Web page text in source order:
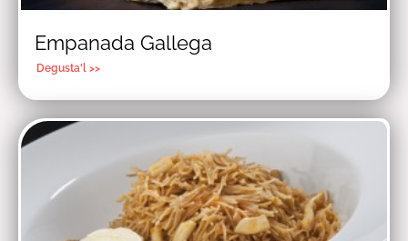
Empanada Gallega
Degusta'l >>